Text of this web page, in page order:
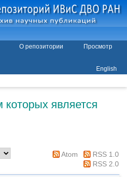
О репозитории
Просмотр
English
является
Atom
RSS 1.0
RSS 2.0